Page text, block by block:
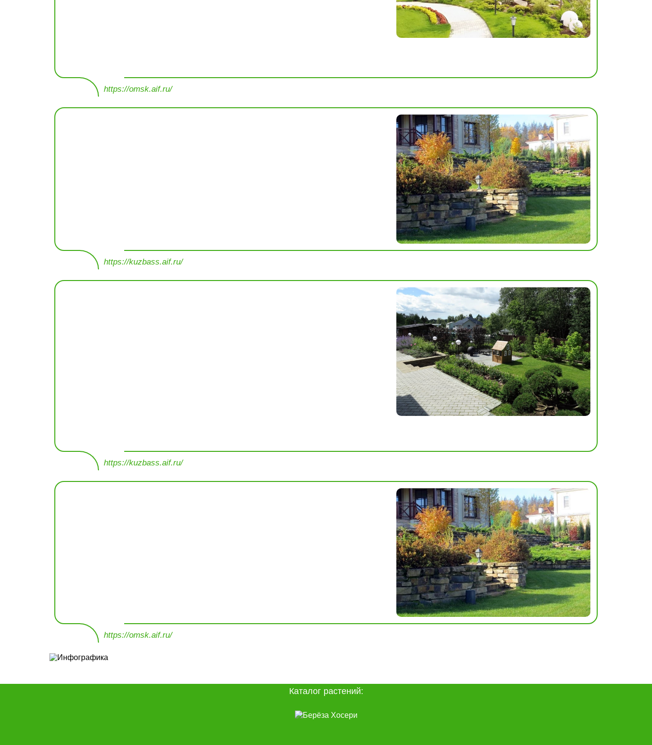
https://omsk.aif.ru/
https://kuzbass.aif.ru/
https://kuzbass.aif.ru/
https://omsk.aif.ru/
Каталог растений: